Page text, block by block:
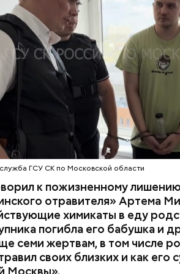
ГСУ СК по Московской области
к пожизненному
отравителя» Артема
химикаты в еду
погибла его бабушка и
семи жертвам, в том числе
своих близких и как его
химикат дихлорэтан,
случайно. То же самое
квартиры пострадавших.
КОМИТЕТ
ЭКСПЕРТИЗЫ